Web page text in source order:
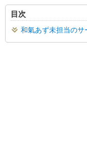
目次
和氣あず未担当のサ